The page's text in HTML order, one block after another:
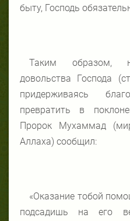
быту, Господь
Таким образом,
довольства Господа
придерживаясь
превратить в
Пророк Мухаммад
Аллаха) сообщил:
«Оказание тобой
подсадишь на его